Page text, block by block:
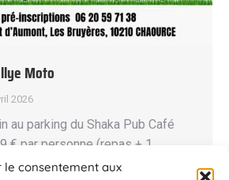
le consentement aux
Moto
2026
au parking du Shaka Pub Café
€ par personne (repas + 1
+ pot de l’amitié inclus !)